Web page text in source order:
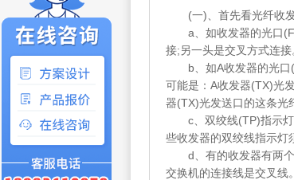
(一)、首先看光纤收发
a、如收发器的光口
接;另一头是交叉方式连接
b、如A收发器的光口
可能是：A收发器(TX)光
器(TX)光发送口的这条光
c、双绞线(TP)指示灯
些收发器的双绞线指示灯
d、有的收发器有两个
交换机的连接线是交叉线。